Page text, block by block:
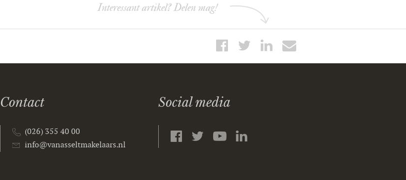
Interessant artikel? Delen mag!
Contact
(026) 355 40 00
info@vanasseltmakelaars.nl
Social media